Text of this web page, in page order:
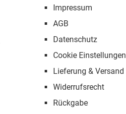
Impressum
AGB
Datenschutz
Cookie Einstellungen
Lieferung & Versand
Widerrufsrecht
Rückgabe